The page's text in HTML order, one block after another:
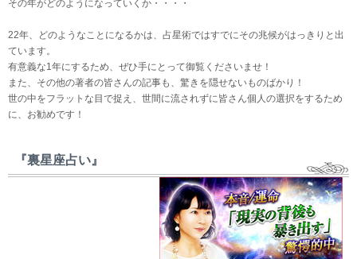
その年がどのようになっていくか・・・・
22年、どのようなことになるかは、占星術ではすでにその兆候がはっきりと出
ています。
有意義な1年にするため、ぜひ手にとって御覧くださいませ！
また、その他の著者の皆さんの記事も、驚きを隠せないものばかり！
世の中をフラットな目で捉え、世間に流されずに皆さん個人の選択をするため
に、お勧めです！
『裏星座占い』